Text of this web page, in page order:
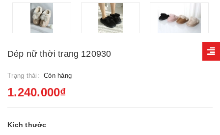
Dép nữ thời trang 120930
Trạng thái: Còn hàng
1.240.000₫
Kích thước